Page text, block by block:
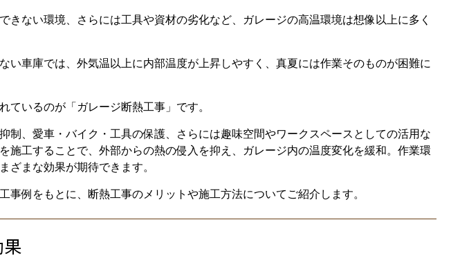
きない環境、さらには工具や資材の劣化など、ガレージの高温環境は想像以上に多く
い車庫では、外気温以上に内部温度が上昇しやすく、真夏には作業そのものが困難に
ているのが「ガレージ断熱工事」です。
制、愛車・バイク・工具の保護、さらには趣味空間やワークスペースとしての活用な
施工することで、外部からの熱の侵入を抑え、ガレージ内の温度変化を緩和。作業環
ざまな効果が期待できます。
例をもとに、断熱工事のメリットや施工方法についてご紹介します。